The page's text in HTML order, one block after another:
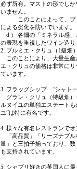
必ず所有。マストの形でし
いません。
このことによって、ブ
による劣化を防いでいます。
d ） 各畑の「ミネラル感」
の表現を重視したワイン造り
2. プルミエ・クリュ（1級畑
このことにより、大量生産
エ・クリュの価格は非常に
ています。
3. フラッグシップ “シャト
グラン・クリュ（特級畑）
ルヌイユの単独エステート
ユ”は特に有名です。
4. 様々な有名レストランでオ
「高品質」「リーズナブル
量」と三拍子揃っており、
も支持されています。
5. シャブリ好きの英国人に